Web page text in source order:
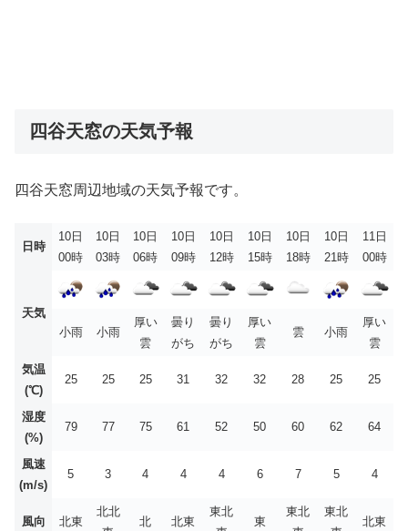
四谷天窓の天気予報
四谷天窓周辺地域の天気予報です。
日時
10日
00時
10日
03時
10日
06時
10日
09時
10日
12時
10日
15時
10日
18時
10日
21時
11日
00時
天気
小雨
小雨
厚い
雲
曇り
がち
曇り
がち
厚い
雲
雲 小雨
厚い
雲
気温
(℃)
25 25 25 31 32 32 28 25 25
湿度
(%)
79 77 75 61 52 50 60 62 64
風速
(m/s)
5 3 4 4 4 6 7 5 4
風向 北東
北北
北 北東
東北
東
東北
東北
北東